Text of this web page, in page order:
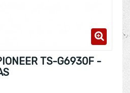
TS-G6930F -